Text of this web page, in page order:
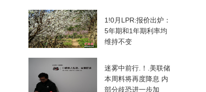
1!0月LPR:报价出炉：
5年期和1年期利率均
维持不变
迷雾中前行.！.美联储
本周料将再度降息 内
部分歧恐进一步加